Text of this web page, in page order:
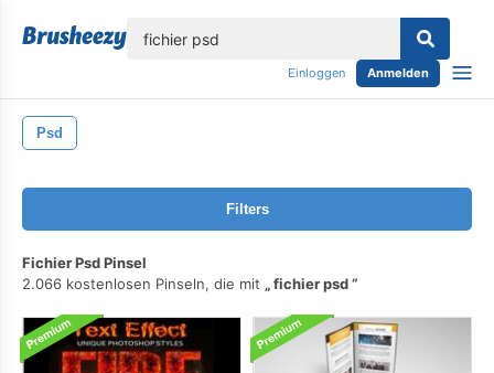
Einloggen Anmelden
Psd
Filters
Fichier Psd Pinsel
2.066 kostenlosen Pinseln, die mit
fichier psd